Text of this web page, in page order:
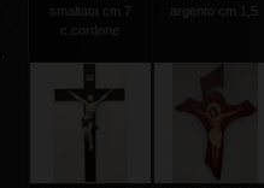
smaltata cm.7
c.cordone
argento cm.1,5